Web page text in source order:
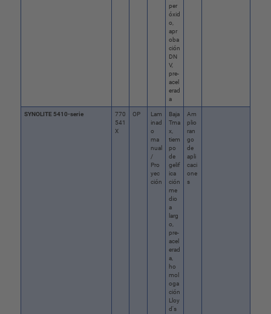
per
óxid
o,
apr
oba
ción
DN
V,
pre-
acel
erad
a
SYNOLITE 5410-serie
770
541
X
OP
Lam
inad
o
ma
nual
/
Pro
yec
ción
Baja
Tma
x,
tiem
po
de
gelif
ica
ción
me
dio
a
larg
o,
pre-
acel
erad
a,
ho
mol
oga
ción
Lloy
d's
Am
plio
ran
go
de
apli
caci
one
s